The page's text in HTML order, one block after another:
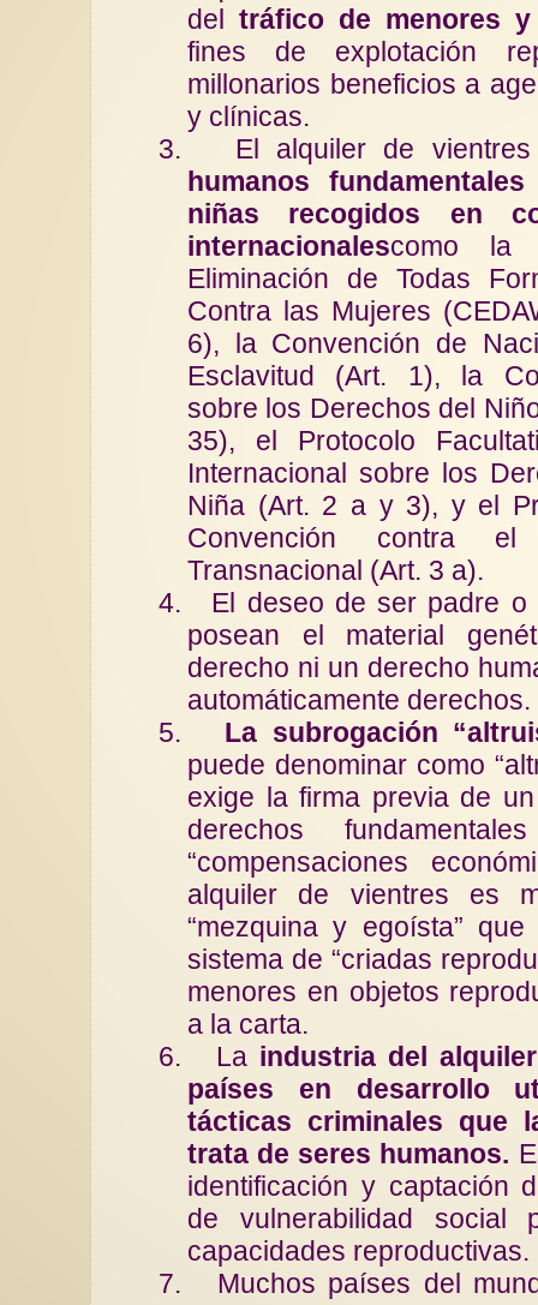
del tráfico de menores
fines de explotación
millonarios beneficios a
y clínicas.
3.
El alquiler de
humanos
niñas recogidos en
internacionalescomo la
Eliminación de Todas
Contra las Mujeres
6), la Convención de
Esclavitud (Art. 1), la
sobre los Derechos del
35), el Protocolo
Internacional sobre los
Niña (Art. 2 a y 3), y el
Convención contra el
Transnacional (Art. 3 a).
4.
El deseo de ser padre
posean el material
derecho ni un derecho
automáticamente derechos.
5.
La subrogación
puede denominar como
exige la firma previa de
derechos
“compensaciones
alquiler de vientres es
“mezquina y egoísta”
sistema de “criadas
menores en objetos
a la carta.
6.
La industria del
países en desarrollo
tácticas criminales que
trata de seres humanos.
identificación y captación
de vulnerabilidad social
capacidades reproductivas.
7.
Muchos países del
infrarrepresentadas
laboral. En 2021, el